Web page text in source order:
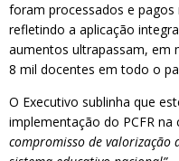
foram processados e
refletindo a aplicação
aumentos ultrapassam, em
8 mil docentes em todo o
O Executivo sublinha que
implementação do PCFR
compromisso de valorização